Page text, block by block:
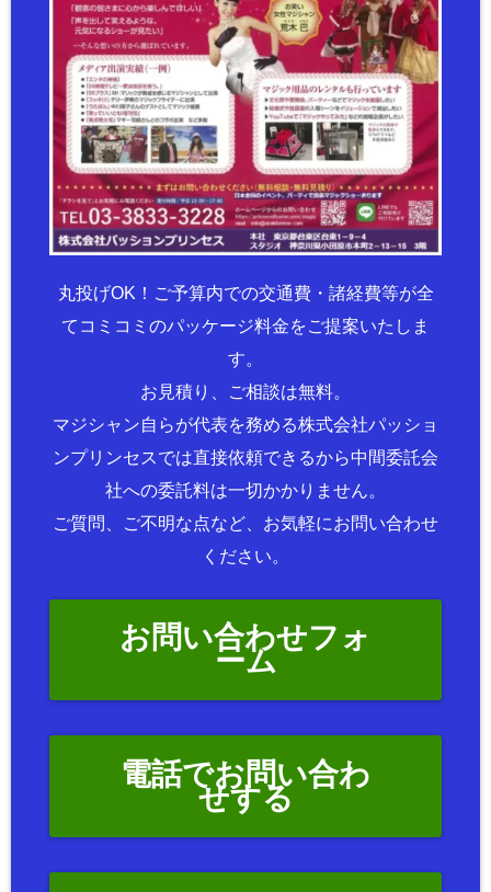
丸投げOK！ご予算内での交通費・諸経費等が全
てコミコミのパッケージ料金をご提案いたしま
す。
お見積り、ご相談は無料。
マジシャン自らが代表を務める株式会社パッショ
ンプリンセスでは直接依頼できるから中間委託会
社への委託料は一切かかりません。
ご質問、ご不明な点など、お気軽にお問い合わせ
ください。
お問い合わせフォ
ーム
電話でお問い合わ
せする